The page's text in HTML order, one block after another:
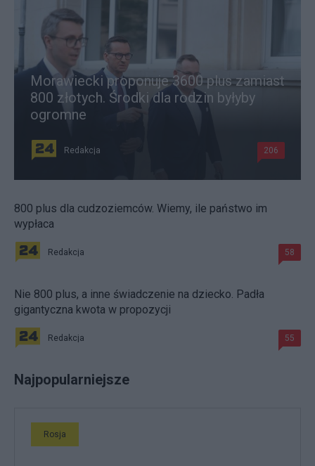
Morawiecki proponuje 3600 plus zamiast
800 złotych. Środki dla rodzin byłyby
ogromne
Redakcja 206
800 plus dla cudzoziemców. Wiemy, ile państwo im
wypłaca
Redakcja 58
Nie 800 plus, a inne świadczenie na dziecko. Padła
gigantyczna kwota w propozycji
Redakcja 55
Najpopularniejsze
Rosja